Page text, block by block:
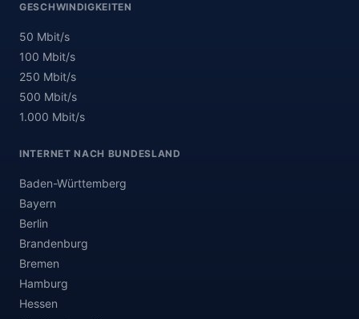
GESCHWINDIGKEITEN
50 Mbit/s
100 Mbit/s
250 Mbit/s
500 Mbit/s
1.000 Mbit/s
INTERNET NACH BUNDESLAND
Baden-Württemberg
Bayern
Berlin
Brandenburg
Bremen
Hamburg
Hessen